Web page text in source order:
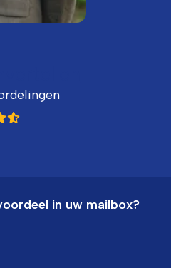
in uw mailbox?